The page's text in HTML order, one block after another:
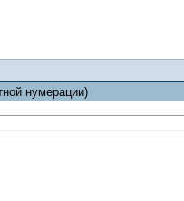
нумерации)